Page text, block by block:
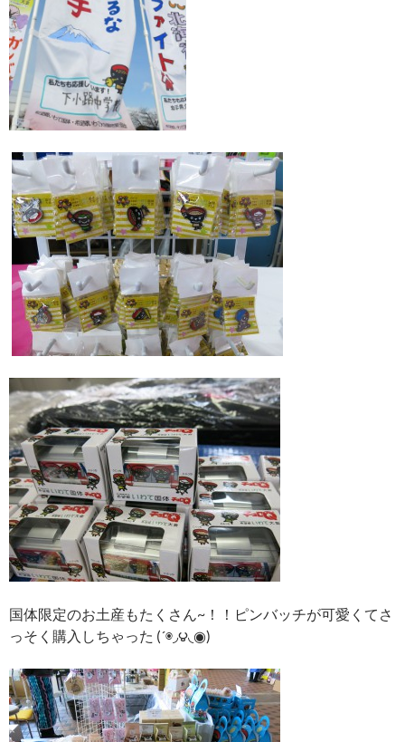
国体限定のお土産もたくさん~！！ピンバッチが可愛くてさ
っそく購入しちゃった (´◉◞౪◟◉)